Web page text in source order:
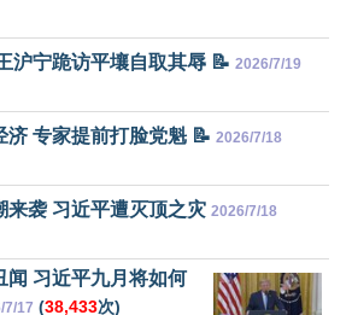
沪宁跪访平壤自取其辱 📝 2026/7/19
济 专家提前打脸党魁 📝 2026/7/18
来袭 习近平遭灭顶之灾 2026/7/18
闻 习近平九月将如何
7/17 (38,433次)